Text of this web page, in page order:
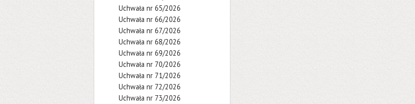
Uchwała nr 65/2026
Uchwała nr 66/2026
Uchwała nr 67/2026
Uchwała nr 68/2026
Uchwała nr 69/2026
Uchwała nr 70/2026
Uchwała nr 71/2026
Uchwała nr 72/2026
Uchwała nr 73/2026